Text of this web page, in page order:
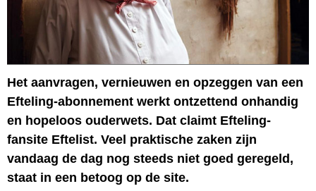
Het aanvragen, vernieuwen en opzeggen van een
Efteling-abonnement werkt ontzettend onhandig
en hopeloos ouderwets. Dat claimt Efteling-
fansite Eftelist. Veel praktische zaken zijn
vandaag de dag nog steeds niet goed geregeld,
staat in een betoog op de site.